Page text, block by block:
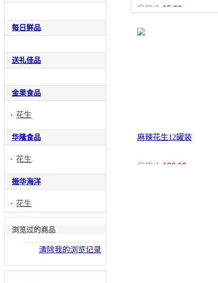
每日鲜品
送礼佳品
金果食品
花生
华隆食品
花生
振华海洋
花生
浏览过的商品
清除我的浏览记录
您的价: 15.00
麻辣花生12罐装
您的价: 128.00